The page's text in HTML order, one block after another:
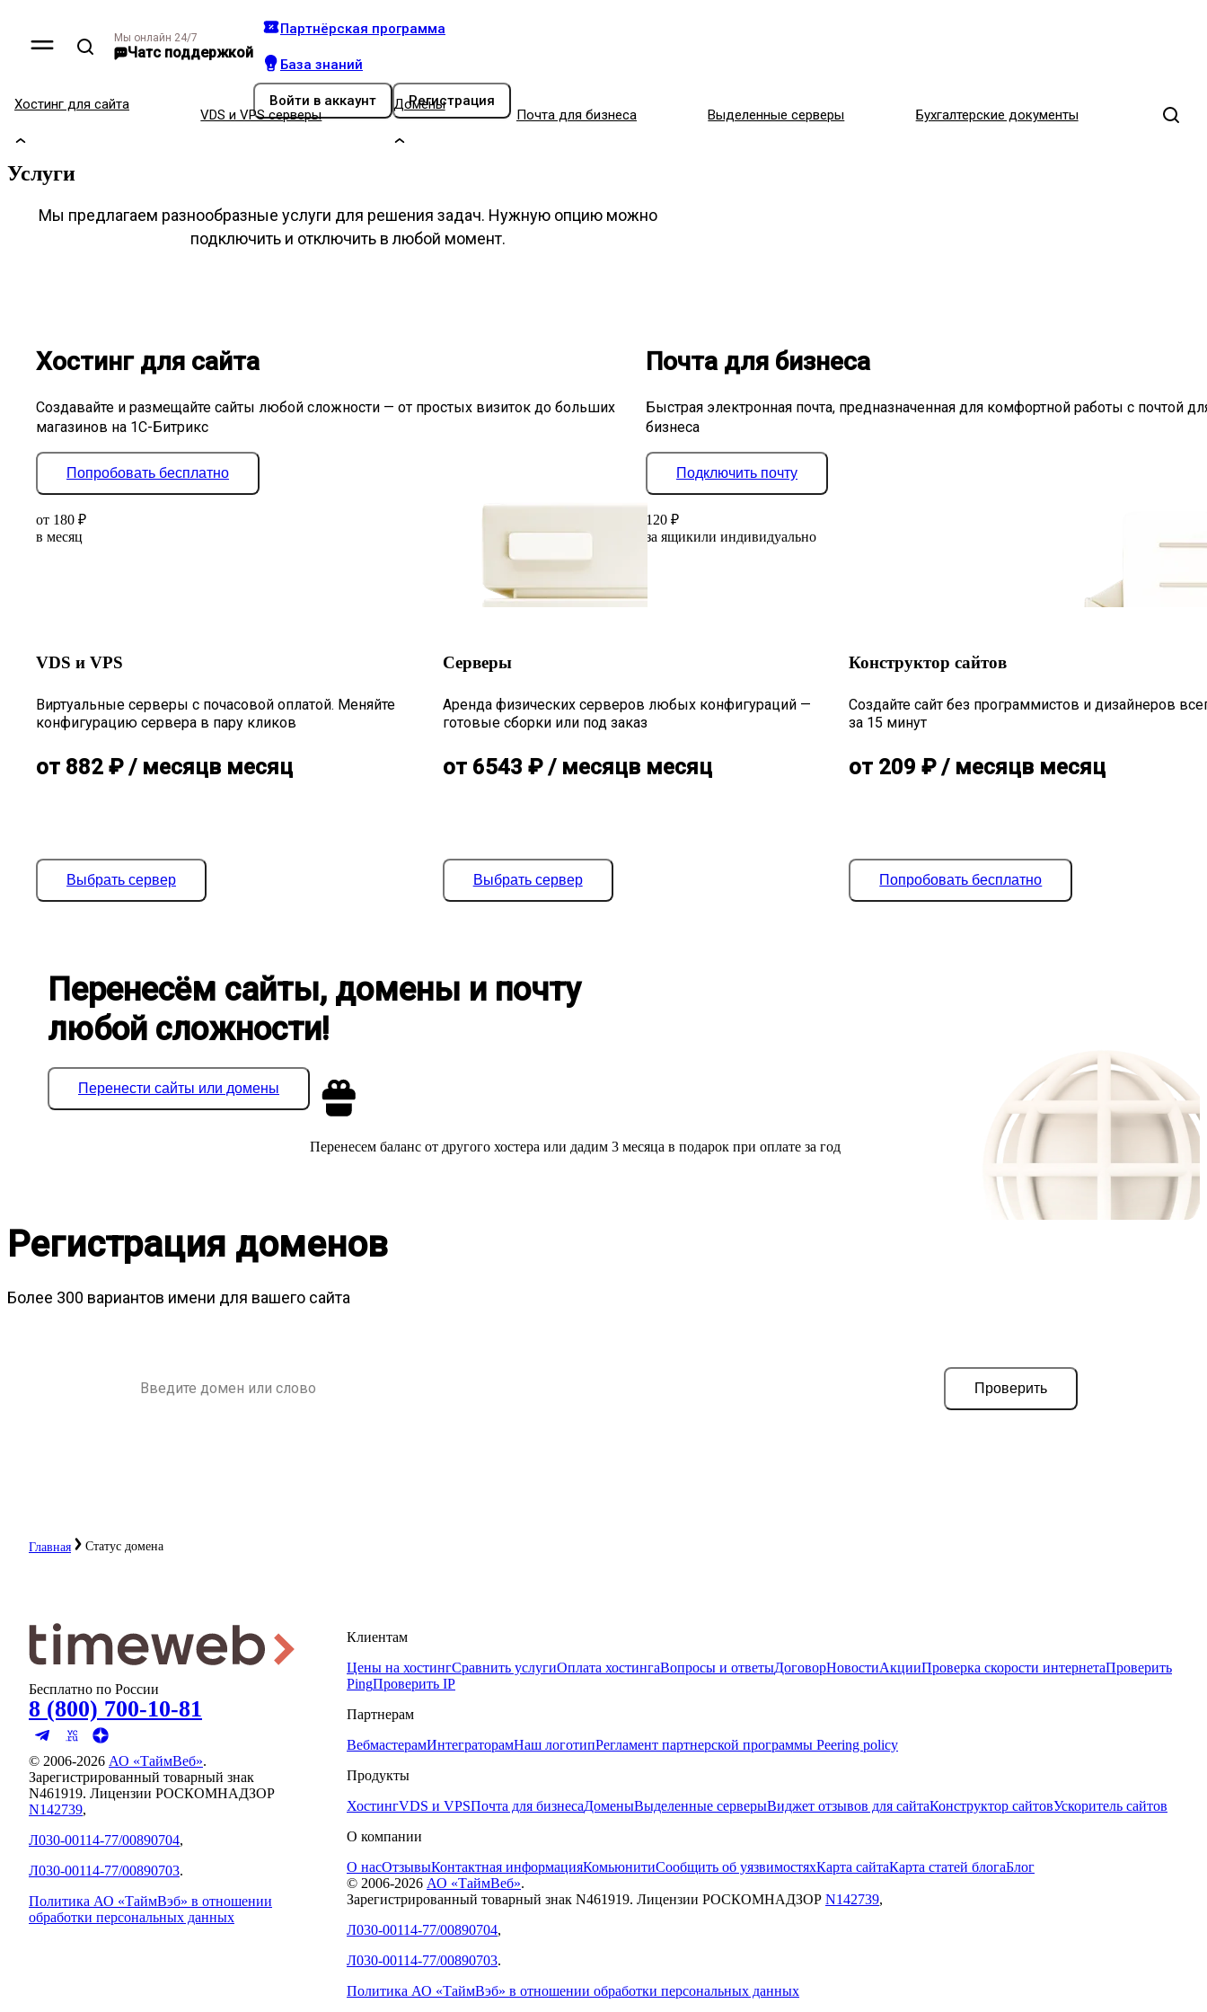
Мы онлайн 24/7
Чатс поддержкой
Партнёрская программа
База знаний
Войти в аккаунт Регистрация
Хостинг для сайта
VDS и VPS серверы
Домены
Почта для бизнеса Выделенные серверы Бухгалтерские документы
Услуги
Мы предлагаем разнообразные услуги для решения задач. Нужную опцию можно
подключить и отключить в любой момент.
Хостинг для сайта
Создавайте и размещайте сайты любой сложности — от простых визиток до больших
магазинов на 1С-Битрикс
Попробовать бесплатно
от 180 ₽
в месяц
Почта для бизнеса
Быстрая электронная почта, предназначенная для комфортной работы с почтой
бизнеса
Подключить почту
120 ₽
за ящикили индивидуально
VDS и VPS
Виртуальные серверы с почасовой оплатой. Меняйте
конфигурацию сервера в пару кликов
от 882 ₽/ месяцв месяц
Выбрать сервер
Серверы
Аренда физических серверов любых конфигураций —
готовые сборки или под заказ
от 6543 ₽/ месяцв месяц
Выбрать сервер
Конструктор сайтов
Создайте сайт без программистов и дизайнеров
за 15 минут
от 209 ₽/ месяцв месяц
Попробовать бесплатно
Перенесём сайты, домены и почту
любой сложности!
Перенести сайты или домены
Перенесем баланс от другого хостера или дадим 3 месяца в подарок при оплате за год
Регистрация доменов
Более 300 вариантов имени для вашего сайта
Проверить
Главная Статус домена
Бесплатно по России
8 (800) 700-10-81
© 2006-2026 АО «ТаймВеб».
Зарегистрированный товарный знак
N461919. Лицензии РОСКОМНАДЗОР
N142739,
Л030-00114-77/00890704,
Л030-00114-77/00890703.
Политика АО «ТаймВэб» в отношении
обработки персональных данных
Клиентам
Цены на хостингСравнить услугиОплата хостингаВопросы и ответыДоговорНовостиАкцииПроверка скорости интернетаПроверить
PingПроверить IP
Партнерам
ВебмастерамИнтеграторамНаш логотипРегламент партнерской программы Peering policy
Продукты
ХостингVDS и VPSПочта для бизнесаДоменыВыделенные серверыВиджет отзывов для сайтаКонструктор сайтовУскоритель сайтов
О компании
О насОтзывыКонтактная информацияКомьюнитиСообщить об уязвимостяхКарта сайтаКарта статей блогаБлог
© 2006-2026 АО «ТаймВеб».
Зарегистрированный товарный знак N461919. Лицензии РОСКОМНАДЗОР N142739,
Л030-00114-77/00890704,
Л030-00114-77/00890703.
Политика АО «ТаймВэб» в отношении обработки персональных данных